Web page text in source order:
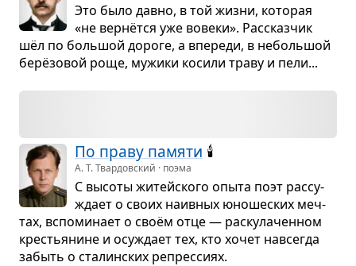
Это было давно, в той жизни, кото­рая
«не вер­нётся уже вовеки». Рас­сказ­чик
шёл по боль­шой дороге, а впе­реди, в неболь­шой
берёзо­вой роще, мужики косили траву и пели...
По праву памяти 🕯
А. Т. Твардовский · поэма
С высоты житейского опыта поэт рас­су­
ждает о своих наив­ных юно­ше­ских меч­
тах, вспо­ми­нает о своём отце — рас­ку­ла­чен­ном
кре­стья­нине и осу­ждает тех, кто хочет навсе­гда
забыть о ста­лин­ских репрес­сиях.